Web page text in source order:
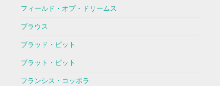
フィールド・オブ・ドリームス
ブラウス
ブラッド・ピット
ブラット・ピット
フランシス・コッポラ